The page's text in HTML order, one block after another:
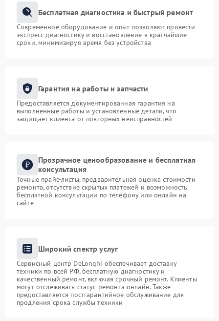
Бесплатная диагностика и быстрый ремонт
Современное оборудование и опыт позволяют провести
экспресс-диагностику и восстановление в кратчайшие
сроки, минимизируя время без устройства
Гарантия на работы и запчасти
Предоставляется документированная гарантия на
выполненные работы и установленные детали, что
защищает клиента от повторных неисправностей
Прозрачное ценообразование и бесплатная
консультация
Точные прайс-листы, предварительная оценка стоимости
ремонта, отсутствие скрытых платежей и возможность
бесплатной консультации по телефону или онлайн на
сайте
Широкий спектр услуг
Сервисный центр DeLonghi обеспечивает доставку
техники по всей РФ, бесплатную диагностику и
качественный ремонт, включая срочный ремонт. Клиенты
могут отслеживать статус ремонта онлайн. Также
предоставляется постгарантийное обслуживание для
продления срока службы техники